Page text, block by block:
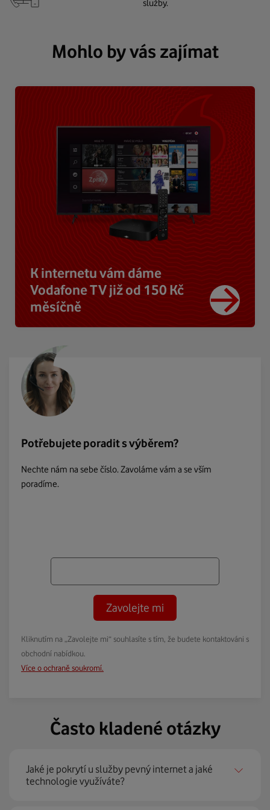
služby.
Mohlo by vás zajímat
K internetu vám dáme
Vodafone TV již od 150 Kč
měsíčně
Potřebujete poradit s výběrem?
Nechte nám na sebe číslo. Zavoláme vám a se vším
poradíme.
Zavolejte mi
Kliknutím na „Zavolejte mi“ souhlasíte s tím, že budete kontaktováni s
obchodní nabídkou.
Více o ochraně soukromí.
Často kladené otázky
Jaké je pokrytí u služby pevný internet a jaké
technologie využíváte?